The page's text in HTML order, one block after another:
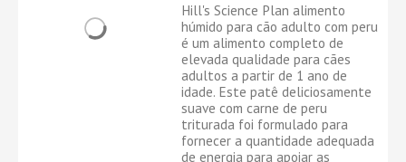
Hill's Science Plan alimento
húmido para cão adulto com peru
é um alimento completo de
elevada qualidade para cães
adultos a partir de 1 ano de
idade. Este patê deliciosamente
suave com carne de peru
triturada foi formulado para
fornecer a quantidade adequada
de energia para apoiar as